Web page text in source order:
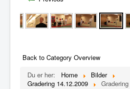
Back to Category Overview
Du er her:
Home
Bilder
Gradering 14.12.2009